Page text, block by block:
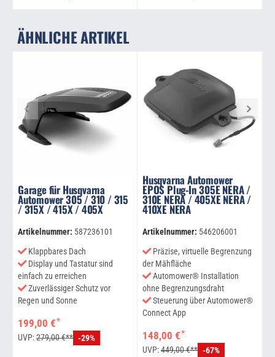
ÄHNLICHE ARTIKEL
Garage für Husqvarna
Automower 305 / 310 / 315
/ 315X / 415X / 405X
Artikelnummer: 587236101
Klappbares Dach
Display und Tastatur sind
einfach zu erreichen
Zuverlässiger Schutz vor
Regen und Sonne
199,00 €*
UVP:279,00 €** -29%
Husqvarna Automower
EPOS Plug-In 305E NERA /
310E NERA / 405XE NERA /
410XE NERA
Artikelnummer: 546206001
Präzise, virtuelle Begrenzung
der Mähfläche
Automower® Installation
ohne Begrenzungsdraht
Steuerung über Automower®
Connect App
148,00 €*
UVP:449,00 €** -67%